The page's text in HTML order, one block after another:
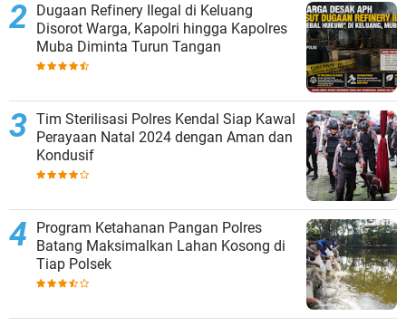
Dugaan Refinery Ilegal di Keluang
Disorot Warga, Kapolri hingga Kapolres
Muba Diminta Turun Tangan
Tim Sterilisasi Polres Kendal Siap Kawal
Perayaan Natal 2024 dengan Aman dan
Kondusif
Program Ketahanan Pangan Polres
Batang Maksimalkan Lahan Kosong di
Tiap Polsek